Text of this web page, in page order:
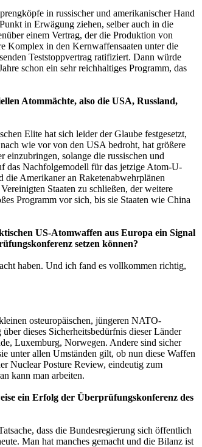
in russischer und amerikanischer Hand
in Erwägung ziehen, selber auch in die
einem Vertrag, der die Produktion von
Komplex in den Kernwaffensaaten unter die
Teststoppvertrag ratifiziert. Dann würde
schon ein sehr reichhaltiges Programm, das
Atommächte, also die USA, Russland,
Elite hat sich leider der Glaube festgesetzt,
wie vor von den USA bedroht, hat größere
einzubringen, solange die russischen und
das Nachfolgemodell für das jetzige Atom-U-
Amerikaner an Raketenabwehrplänen
Staaten zu schließen, der weitere
Programm vor sich, bis sie Staaten wie China
US-Atomwaffen aus Europa ein Signal
setzen können?
haben. Und ich fand es vollkommen richtig,
osteuropäischen, jüngeren NATO-
dieses Sicherheitsbedürfnis dieser Länder
Luxemburg, Norwegen. Andere sind sicher
unter allen Umständen gilt, ob nun diese Waffen
Nuclear Posture Review, eindeutig zum
kann man arbeiten.
ein Erfolg der Überprüfungskonferenz des
dass die Bundesregierung sich öffentlich
Man hat manches gemacht und die Bilanz ist